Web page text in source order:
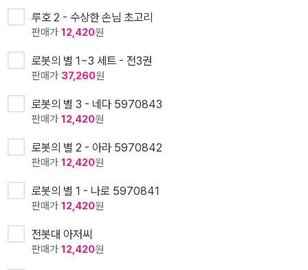
루호 2 - 수상한 손님 초고리
판매가 12,420원
로봇의 별 1~3 세트 - 전3권
판매가 37,260원
로봇의 별 3 - 네다 5970843
판매가 12,420원
로봇의 별 2 - 아라 5970842
판매가 12,420원
로봇의 별 1 - 나로 5970841
판매가 12,420원
전봇대 아저씨
판매가 12,420원